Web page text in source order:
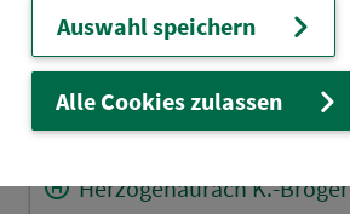
Herzogenaurach An der
Herzo. Realschule/Burgst.
Herzogenaurach
Herzogenaurach Am Buck
Herzogenaurach K.-
Auswahl speichern
Alle Cookies zulassen